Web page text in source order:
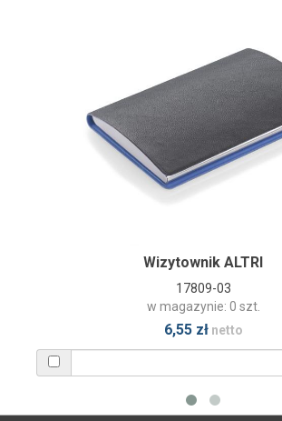
Wizytownik ALTRI
17809-03
w magazynie: 0 szt.
6,55 złnetto